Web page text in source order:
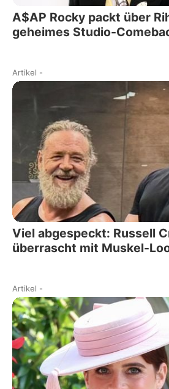
A$AP Rocky packt über
geheimes Studio-
Artikel -
Viel abgespeckt: Russell
überrascht mit Muskel-
Artikel -